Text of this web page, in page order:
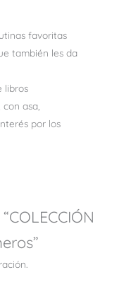
favoritas
también les da
libros
asa,
por los